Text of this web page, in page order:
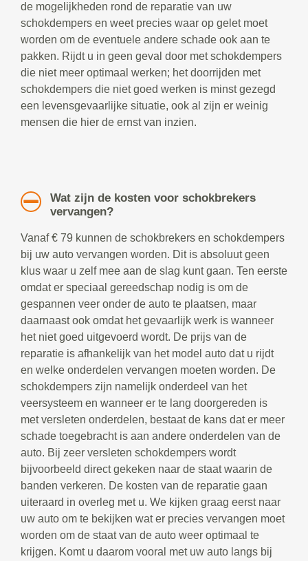
de mogelijkheden rond de reparatie van uw
schokdempers en weet precies waar op gelet moet
worden om de eventuele andere schade ook aan te
pakken. Rijdt u in geen geval door met schokdempers
die niet meer optimaal werken; het doorrijden met
schokdempers die niet goed werken is minst gezegd
een levensgevaarlijke situatie, ook al zijn er weinig
mensen die hier de ernst van inzien.
Wat zijn de kosten voor schokbrekers
vervangen?
Vanaf € 79 kunnen de schokbrekers en schokdempers
bij uw auto vervangen worden. Dit is absoluut geen
klus waar u zelf mee aan de slag kunt gaan. Ten eerste
omdat er speciaal gereedschap nodig is om de
gespannen veer onder de auto te plaatsen, maar
daarnaast ook omdat het gevaarlijk werk is wanneer
het niet goed uitgevoerd wordt. De prijs van de
reparatie is afhankelijk van het model auto dat u rijdt
en welke onderdelen vervangen moeten worden. De
schokdempers zijn namelijk onderdeel van het
veersysteem en wanneer er te lang doorgereden is
met versleten onderdelen, bestaat de kans dat er meer
schade toegebracht is aan andere onderdelen van de
auto. Bij zeer versleten schokdempers wordt
bijvoorbeeld direct gekeken naar de staat waarin de
banden verkeren. De kosten van de reparatie gaan
uiteraard in overleg met u. We kijken graag eerst naar
uw auto om te bekijken wat er precies vervangen moet
worden om de staat van de auto weer optimaal te
krijgen. Komt u daarom vooral met uw auto langs bij